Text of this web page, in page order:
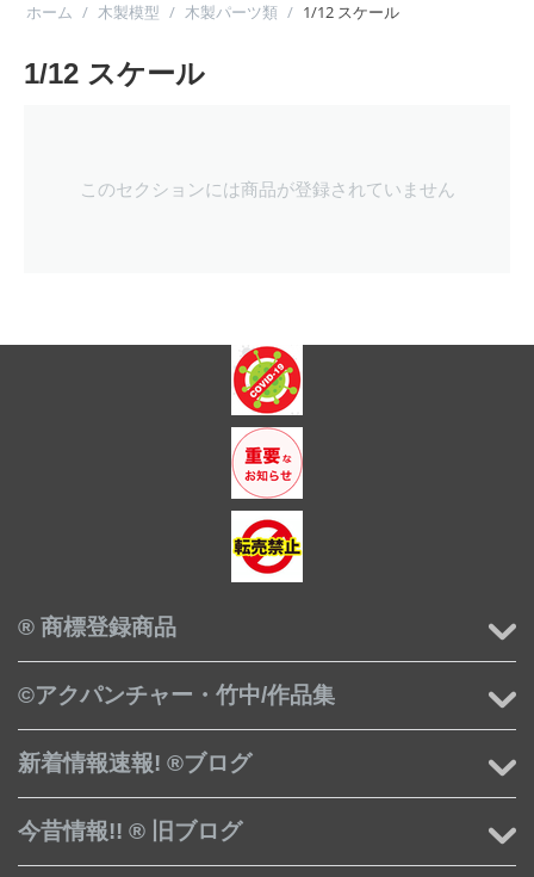
ホーム / 木製模型 / 木製パーツ類 / 1/12 スケール
1/12 スケール
このセクションには商品が登録されていません
® 商標登録商品
©アクパンチャー・竹中/作品集
新着情報速報! ®ブログ
今昔情報!! ® 旧ブログ